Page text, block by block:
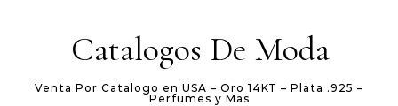
Catalogos De Moda
Venta Por Catalogo en USA – Oro 14KT – Plata .925 –
Perfumes y Mas